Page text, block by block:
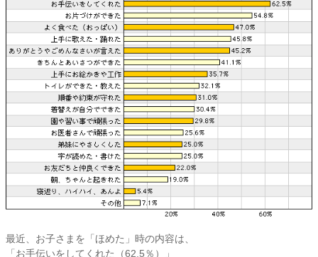
最近、お子さまを「ほめた」時の内容は、
「お手伝いをしてくれた（62.5％）」